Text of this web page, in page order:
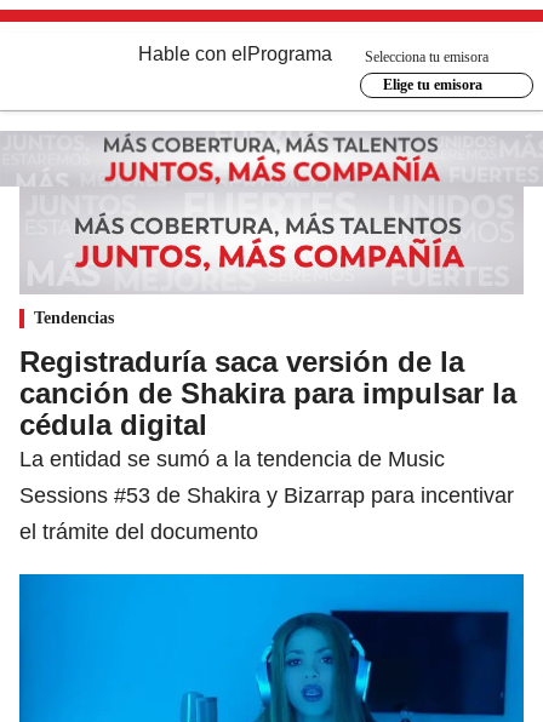
Hable con el Programa
Selecciona tu emisora
Elige tu emisora
Tendencias
Registraduría saca versión de la
canción de Shakira para impulsar la
cédula digital
La entidad se sumó a la tendencia de Music
Sessions #53 de Shakira y Bizarrap para incentivar
el trámite del documento